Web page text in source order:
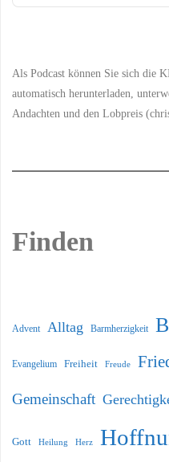
Podcast
Als Podcast können Sie sich die
automatisch herunterladen,
Andachten und den Lobpreis
Finden
Advent Alltag Barmherzigkeit
Evangelium Freiheit Freude
Gemeinschaft
Gott Heilung Herz